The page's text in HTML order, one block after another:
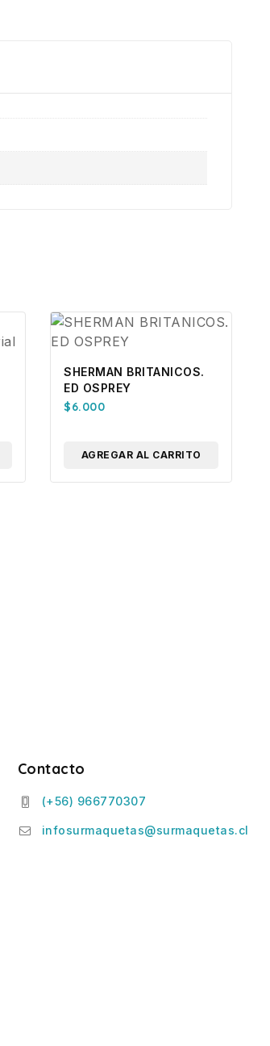
SHERMAN BRITANICOS.
ED OSPREY
$6.000
AGREGAR AL CARRITO
Contacto
(+56) 966770307
infosurmaquetas@surmaquetas.cl